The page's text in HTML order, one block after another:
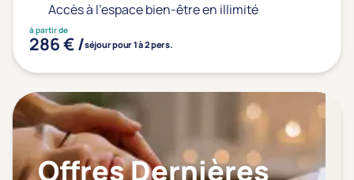
Accès à l'espace bien-être en illimité
à partir de
286 € /séjour pour 1 à 2 pers.
Offres Dernières